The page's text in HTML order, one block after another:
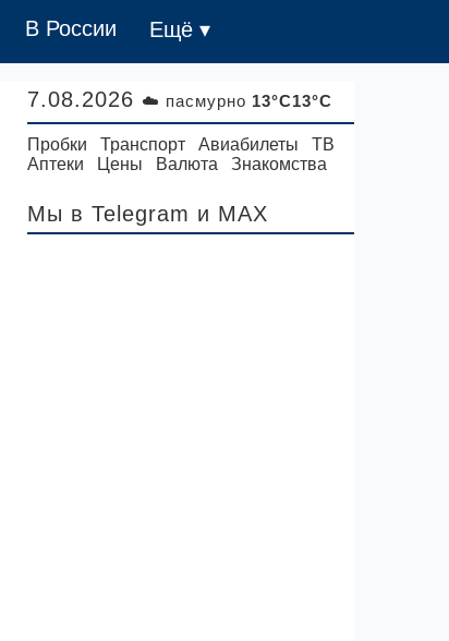
В России Ещё ▾
7.08.2026 ☁️ пасмурно 13°C13°C
Пробки Транспорт Авиабилеты
ТВ
Аптеки
Цены Валюта Знакомства
Мы в Telegram и MAX